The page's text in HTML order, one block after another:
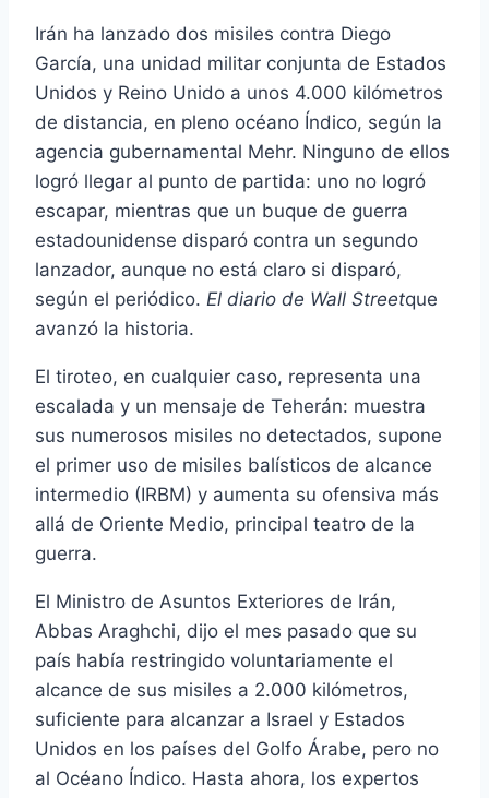
Irán ha lanzado dos misiles contra Diego
García, una unidad militar conjunta de Estados
Unidos y Reino Unido a unos 4.000 kilómetros
de distancia, en pleno océano Índico, según la
agencia gubernamental Mehr. Ninguno de ellos
logró llegar al punto de partida: uno no logró
escapar, mientras que un buque de guerra
estadounidense disparó contra un segundo
lanzador, aunque no está claro si disparó,
según el periódico. El diario de Wall Streetque
avanzó la historia.
El tiroteo, en cualquier caso, representa una
escalada y un mensaje de Teherán: muestra
sus numerosos misiles no detectados, supone
el primer uso de misiles balísticos de alcance
intermedio (IRBM) y aumenta su ofensiva más
allá de Oriente Medio, principal teatro de la
guerra.
El Ministro de Asuntos Exteriores de Irán,
Abbas Araghchi, dijo el mes pasado que su
país había restringido voluntariamente el
alcance de sus misiles a 2.000 kilómetros,
suficiente para alcanzar a Israel y Estados
Unidos en los países del Golfo Árabe, pero no
al Océano Índico. Hasta ahora, los expertos